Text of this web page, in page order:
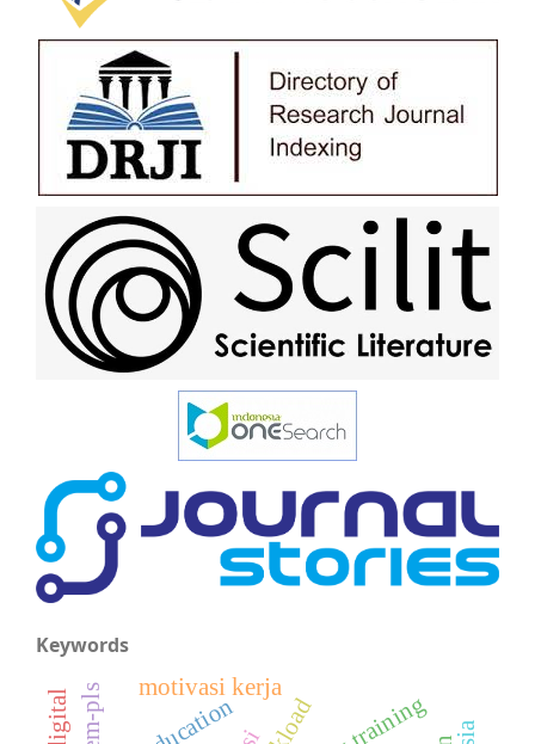
Keywords
motivasi kerja
sem-pls